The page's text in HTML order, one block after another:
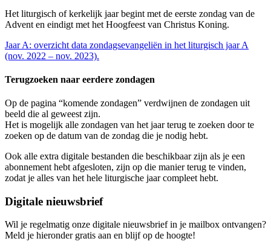
Het liturgisch of kerkelijk jaar begint met de eerste zondag van de
Advent en eindigt met het Hoogfeest van Christus Koning.
Jaar A: overzicht data zondagsevangeliën in het liturgisch jaar A
(nov. 2022 – nov. 2023).
Terugzoeken naar eerdere zondagen
Op de pagina “komende zondagen” verdwijnen de zondagen uit
beeld die al geweest zijn.
Het is mogelijk alle zondagen van het jaar terug te zoeken door te
zoeken op de datum van de zondag die je nodig hebt.
Ook alle extra digitale bestanden die beschikbaar zijn als je een
abonnement hebt afgesloten, zijn op die manier terug te vinden,
zodat je alles van het hele liturgische jaar compleet hebt.
Digitale nieuwsbrief
Wil je regelmatig onze digitale nieuwsbrief in je mailbox ontvangen?
Meld je hieronder gratis aan en blijf op de hoogte!